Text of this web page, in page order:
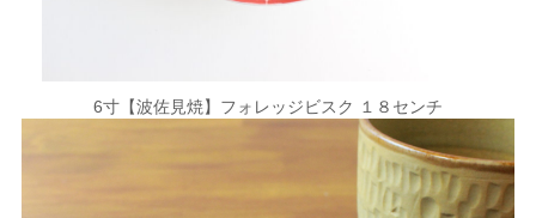
6寸【波佐見焼】フォレッジビスク １８センチ